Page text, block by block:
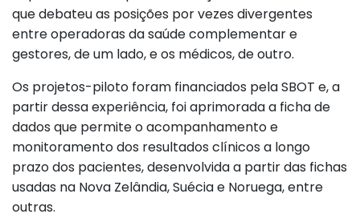
que debateu as posições por vezes divergentes
entre operadoras da saúde complementar e
gestores, de um lado, e os médicos, de outro.
Os projetos-piloto foram financiados pela SBOT e, a
partir dessa experiência, foi aprimorada a ficha de
dados que permite o acompanhamento e
monitoramento dos resultados clínicos a longo
prazo dos pacientes, desenvolvida a partir das fichas
usadas na Nova Zelândia, Suécia e Noruega, entre
outras.